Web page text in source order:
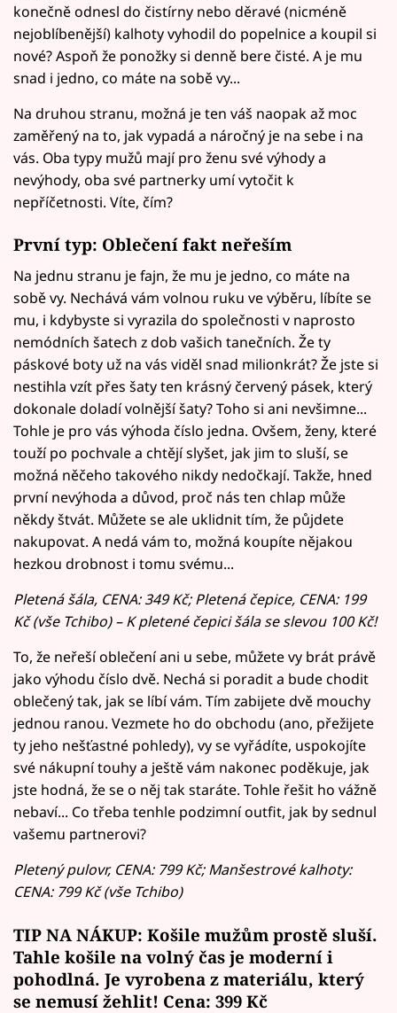
konečně odnesl do čistírny nebo děravé (nicméně
nejoblíbenější) kalhoty vyhodil do popelnice a koupil si
nové? Aspoň že ponožky si denně bere čisté. A je mu
snad i jedno, co máte na sobě vy...
Na druhou stranu, možná je ten váš naopak až moc
zaměřený na to, jak vypadá a náročný je na sebe i na
vás. Oba typy mužů mají pro ženu své výhody a
nevýhody, oba své partnerky umí vytočit k
nepříčetnosti. Víte, čím?
První typ: Oblečení fakt neřeším
Na jednu stranu je fajn, že mu je jedno, co máte na
sobě vy. Nechává vám volnou ruku ve výběru, líbíte se
mu, i kdybyste si vyrazila do společnosti v naprosto
nemódních šatech z dob vašich tanečních. Že ty
páskové boty už na vás viděl snad milionkrát? Že jste si
nestihla vzít přes šaty ten krásný červený pásek, který
dokonale doladí volnější šaty? Toho si ani nevšimne...
Tohle je pro vás výhoda číslo jedna. Ovšem, ženy, které
touží po pochvale a chtějí slyšet, jak jim to sluší, se
možná něčeho takového nikdy nedočkají. Takže, hned
první nevýhoda a důvod, proč nás ten chlap může
někdy štvát. Můžete se ale uklidnit tím, že půjdete
nakupovat. A nedá vám to, možná koupíte nějakou
hezkou drobnost i tomu svému...
Pletená šála, CENA: 349 Kč; Pletená čepice, CENA: 199
Kč (vše Tchibo) – K pletené čepici šála se slevou 100 Kč!
To, že neřeší oblečení ani u sebe, můžete vy brát právě
jako výhodu číslo dvě. Nechá si poradit a bude chodit
oblečený tak, jak se líbí vám. Tím zabijete dvě mouchy
jednou ranou. Vezmete ho do obchodu (ano, přežijete
ty jeho nešťastné pohledy), vy se vyřádíte, uspokojíte
své nákupní touhy a ještě vám nakonec poděkuje, jak
jste hodná, že se o něj tak staráte. Tohle řešit ho vážně
nebaví... Co třeba tenhle podzimní outfit, jak by sednul
vašemu partnerovi?
Pletený pulovr, CENA: 799 Kč; Manšestrové kalhoty:
CENA: 799 Kč (vše Tchibo)
TIP NA NÁKUP: Košile mužům prostě sluší.
Tahle košile na volný čas je moderní i
pohodlná. Je vyrobena z materiálu, který
se nemusí žehlit! Cena: 399 Kč